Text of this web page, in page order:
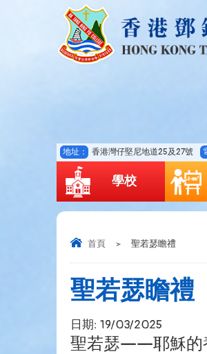
地址： 香港灣仔堅尼地道25及27號
學校
首頁 > 聖若瑟瞻禮
聖若瑟瞻禮
日期: 19/03/2025
聖若瑟——耶穌的